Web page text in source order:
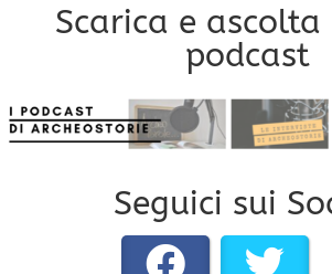
Scarica e
podcast
Seguici sui